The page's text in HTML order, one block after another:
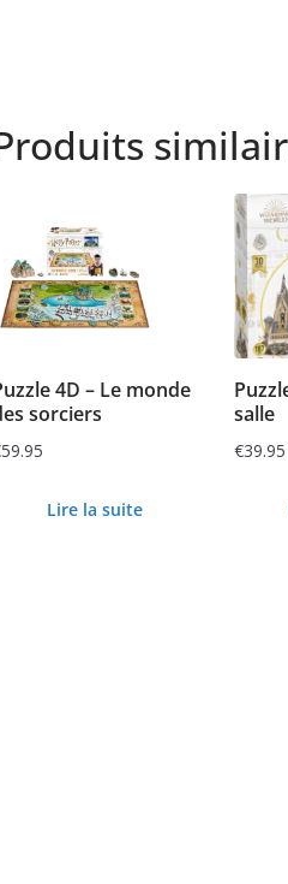
4D – Le monde
sorciers
59.95
Lire la suite
salle
€39.95